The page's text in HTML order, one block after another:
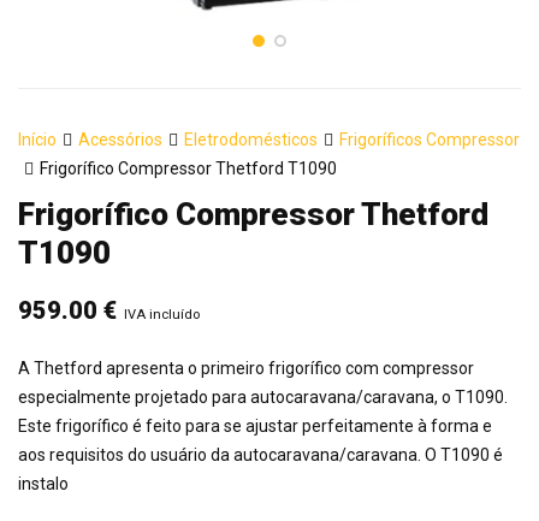
Início Acessórios Eletrodomésticos
Frigoríficos Compressor
Frigorífico Compressor Thetford T1090
Frigorífico Compressor Thetford
T1090
959.00 € IVA incluído
A Thetford apresenta o primeiro frigorífico com compressor
especialmente projetado para autocaravana/caravana, o T1090.
Este frigorífico é feito para se ajustar perfeitamente à forma e
aos requisitos do usuário da autocaravana/caravana. O T1090 é
instalo